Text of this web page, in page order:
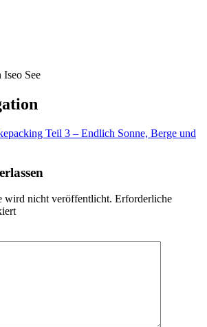
See
Teil 3 – Endlich Sonne, Berge und
wird nicht veröffentlicht. Erforderliche